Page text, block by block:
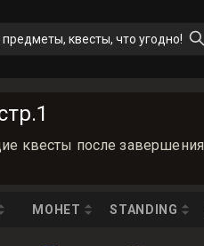
предметы, квесты, что угодно!
квесты после
МОНЕТ STANDING